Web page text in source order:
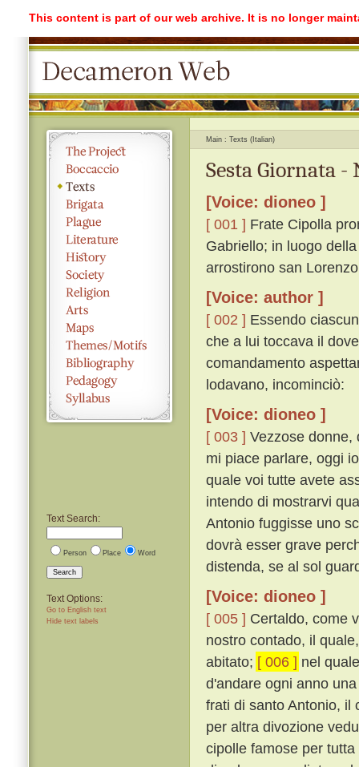
This content is part of our web archive. It is no longer
Text Search:
Person Place Word
Search
Text Options:
Go to English text
Hide text labels
Main Texts (Italian)
Sesta Giornata -
[Voice: dioneo ]
[ 001 ] Frate Cipolla
Gabriello; in luogo
arrostirono san
[Voice: author ]
[ 002 ] Essendo
che a lui toccava il
comandamento
lodavano, incominciò:
[Voice: dioneo ]
[ 003 ] Vezzose donne,
mi piace parlare, oggi
quale voi tutte avete
intendo di mostrarvi
Antonio fuggisse uno
dovrà esser grave
distenda, se al sol
[Voice: dioneo ]
[ 005 ] Certaldo, come
nostro contado, il
abitato; [ 006 ] nel
d'andare ogni anno
frati di santo Antonio, il
per altra divozione
cipolle famose per